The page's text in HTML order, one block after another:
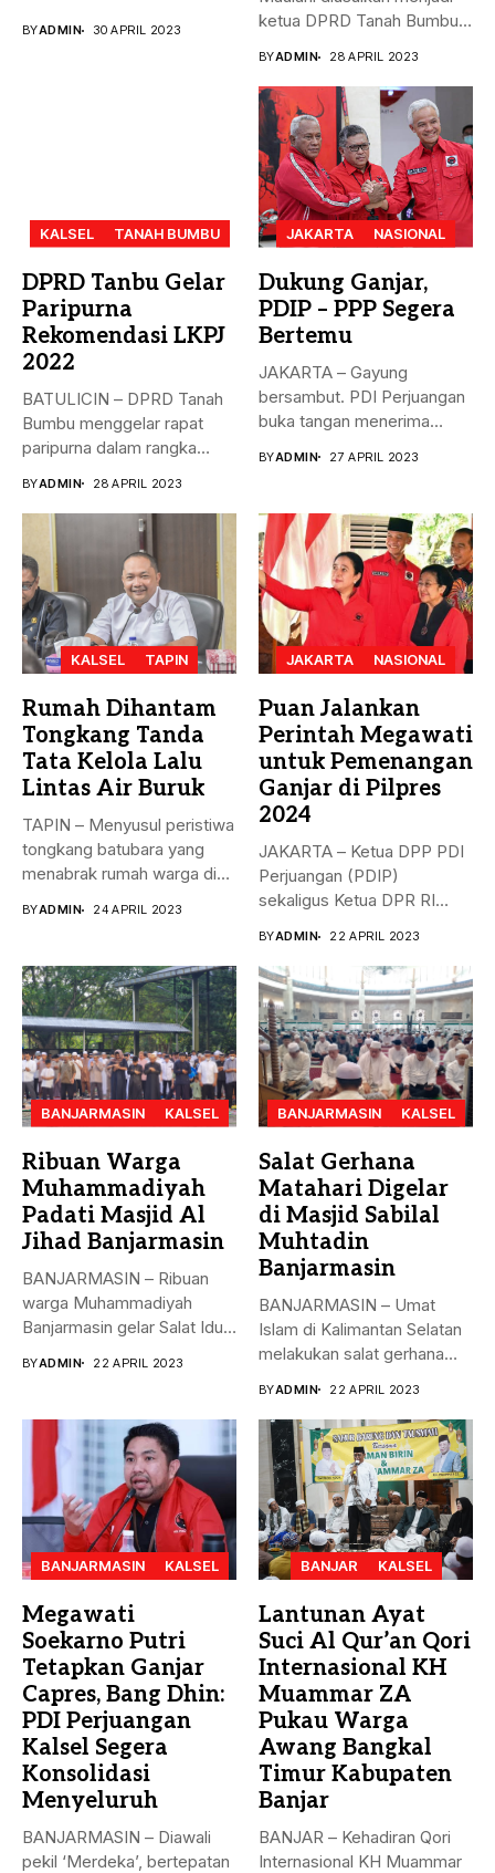
BYADMIN 30 APRIL 2023
ketua DPRD Tanah Bumbu,
BYADMIN 28 APRIL 2023
KALSEL TANAH BUMBU
DPRD Tanbu Gelar
Paripurna
Rekomendasi LKPJ
2022
BATULICIN – DPRD Tanah
Bumbu menggelar rapat
paripurna dalam rangka
BYADMIN 28 APRIL 2023
JAKARTA NASIONAL
Dukung Ganjar,
PDIP – PPP Segera
Bertemu
JAKARTA – Gayung
bersambut. PDI Perjuangan
buka tangan menerima
BYADMIN 27 APRIL 2023
KALSEL TAPIN
Rumah Dihantam
Tongkang Tanda
Tata Kelola Lalu
Lintas Air Buruk
TAPIN – Menyusul peristiwa
tongkang batubara yang
menabrak rumah warga di
BYADMIN 24 APRIL 2023
JAKARTA NASIONAL
Puan Jalankan
Perintah Megawati
untuk Pemenangan
Ganjar di Pilpres
2024
JAKARTA – Ketua DPP PDI
Perjuangan (PDIP)
sekaligus Ketua DPR RI
BYADMIN 22 APRIL 2023
BANJARMASIN KALSEL
Ribuan Warga
Muhammadiyah
Padati Masjid Al
Jihad Banjarmasin
BANJARMASIN – Ribuan
warga Muhammadiyah
Banjarmasin gelar Salat Idul
BYADMIN 22 APRIL 2023
BANJARMASIN KALSEL
Salat Gerhana
Matahari Digelar
di Masjid Sabilal
Muhtadin
Banjarmasin
BANJARMASIN – Umat
Islam di Kalimantan Selatan
melakukan salat gerhana
BYADMIN 22 APRIL 2023
BANJARMASIN KALSEL
Megawati
Soekarno Putri
Tetapkan Ganjar
Capres, Bang Dhin:
PDI Perjuangan
Kalsel Segera
Konsolidasi
Menyeluruh
BANJARMASIN – Diawali
pekil ‘Merdeka’, bertepatan
BANJAR KALSEL
Lantunan Ayat
Suci Al Qur’an Qori
Internasional KH
Muammar ZA
Pukau Warga
Awang Bangkal
Timur Kabupaten
Banjar
BANJAR – Kehadiran Qori
Internasional KH Muammar